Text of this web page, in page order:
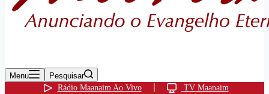
Menu
Pesquisar
Rádio Maanaim Ao Vivo
TV Maanaim